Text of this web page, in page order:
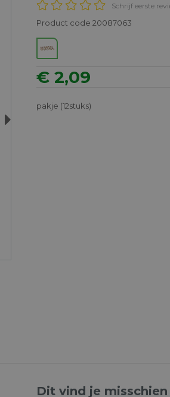
Schrijf eerste
Product code 20087063
€ 2,09
pakje (12stuks)
Dit vind je